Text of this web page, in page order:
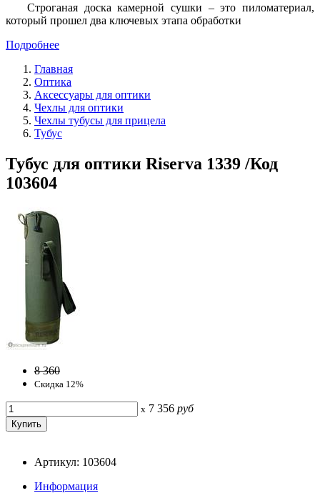
Строганая доска камерной сушки – это пиломатериал,
который прошел два ключевых этапа обработки
Подробнее
Главная
Оптика
Аксессуары для оптики
Чехлы для оптики
Чехлы тубусы для прицела
Тубус
Тубус для оптики Riserva 1339 /Код
103604
8 360
Скидка 12%
x 7 356 руб
Артикул: 103604
Информация